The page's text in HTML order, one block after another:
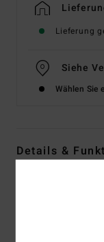
Lieferung
Siehe
Wählen Sie
Details &